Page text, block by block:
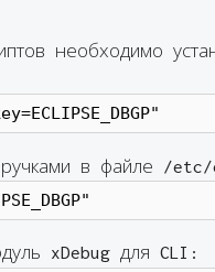
необходимо
в файле /
xDebug для CLI: